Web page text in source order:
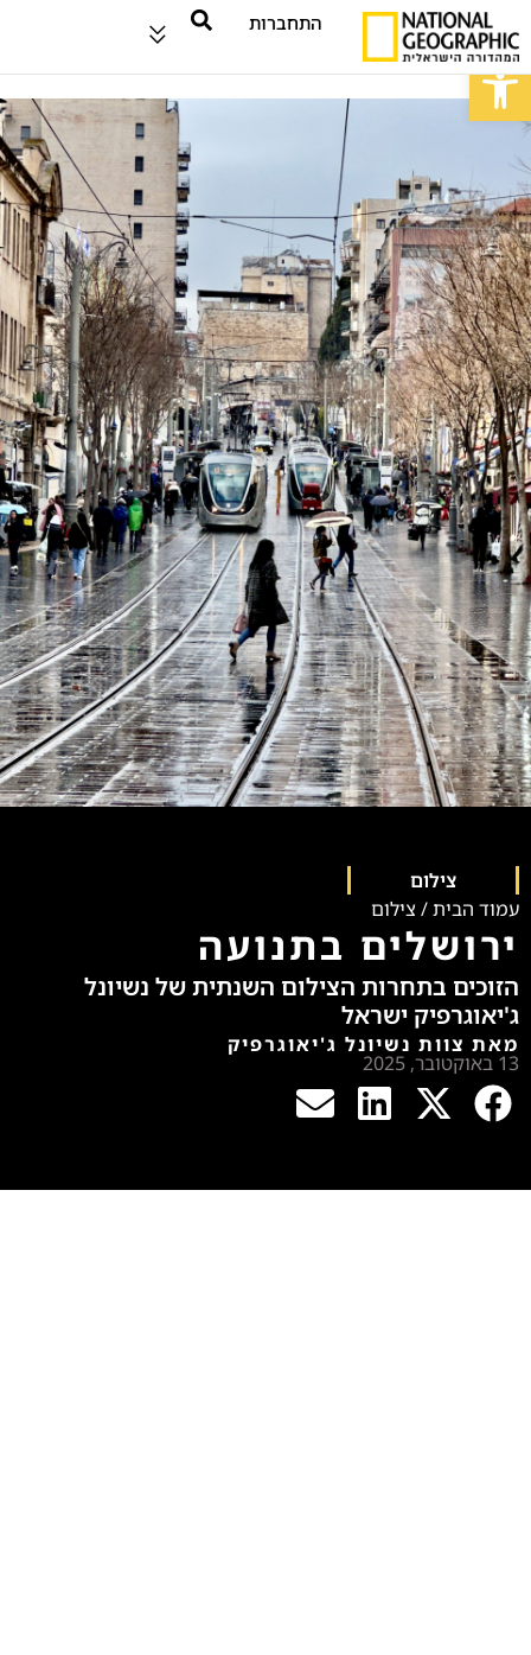
פתח סרגל נגישות
התחברות
צילום
עמוד הבית/ צילום
ירושלים בתנועה
הזוכים בתחרות הצילום השנתית של נשיונל
ג'יאוגרפיק ישראל
מאת צוות נשיונל ג'יאוגרפיק
13 באוקטובר, 2025